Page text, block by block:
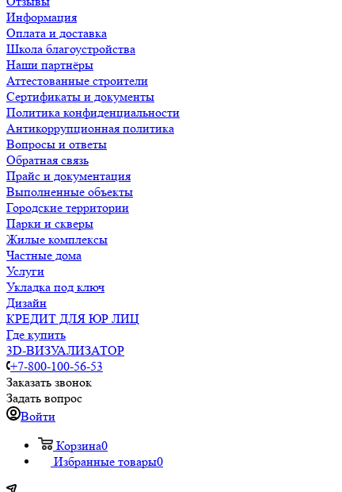
Информация
Оплата и доставка
Школа благоустройства
Наши партнёры
Аттестованные строители
Сертификаты и документы
Политика конфиденциальности
Антикоррупционная политика
Вопросы и ответы
Обратная связь
Прайс и документация
Выполненные объекты
Городские территории
Парки и скверы
Жилые комплексы
Частные дома
Услуги
Укладка под ключ
Дизайн
КРЕДИТ ДЛЯ ЮР ЛИЦ
Где купить
3D-ВИЗУАЛИЗАТОР
+7-800-100-56-53
Заказать звонок
Задать вопрос
Войти
Корзина0
Избранные товары0